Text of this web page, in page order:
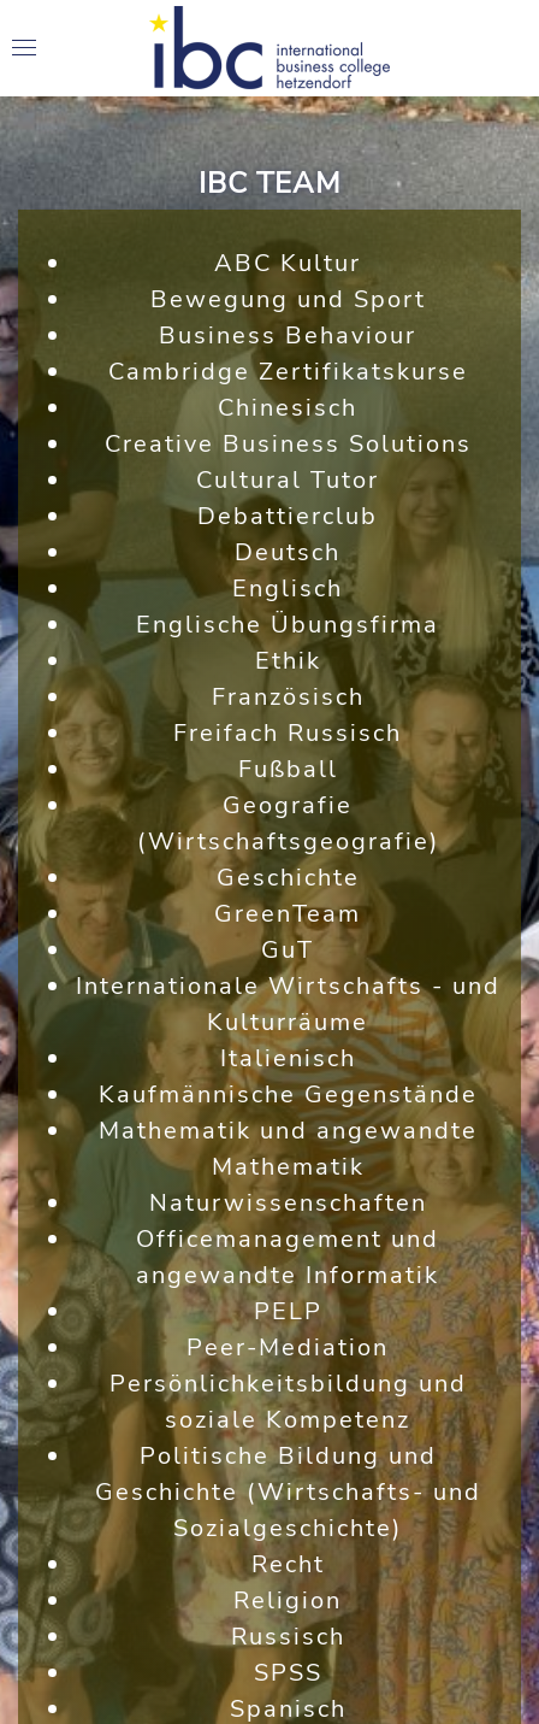
IBC TEAM
ABC Kultur
Bewegung und Sport
Business Behaviour
Cambridge Zertifikatskurse
Chinesisch
Creative Business Solutions
Cultural Tutor
Debattierclub
Deutsch
Englisch
Englische Übungsfirma
Ethik
Französisch
Freifach Russisch
Fußball
Geografie
(Wirtschaftsgeografie)
Geschichte
GreenTeam
GuT
Internationale Wirtschafts - und
Kulturräume
Italienisch
Kaufmännische Gegenstände
Mathematik und angewandte
Mathematik
Naturwissenschaften
Officemanagement und
angewandte Informatik
PELP
Peer-Mediation
Persönlichkeitsbildung und
soziale Kompetenz
Politische Bildung und
Geschichte (Wirtschafts- und
Sozialgeschichte)
Recht
Religion
Russisch
SPSS
Spanisch